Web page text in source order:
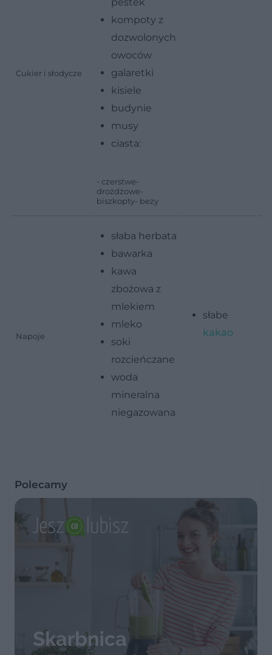
Cukier i słodycze
kompoty z
dozwolonych
owoców
galaretki
kisiele
budynie
musy
ciasta:
- czerstwe-
drożdżowe-
biszkopty- bezy
Napoje
słaba herbata
bawarka
kawa
zbożowa z
mlekiem
mleko
soki
rozcieńczane
woda
mineralna
niegazowana
słabe
kakao
Polecamy